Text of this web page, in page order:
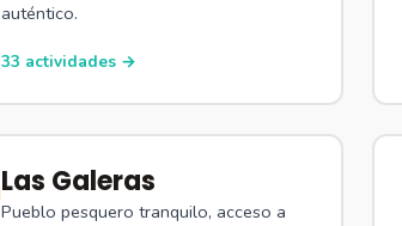
auténtico.
33 actividades →
Las Galeras
Pueblo pesquero tranquilo, acceso a